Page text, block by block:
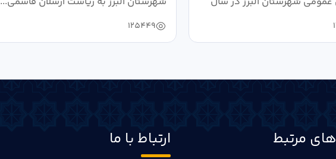
125449
مرتبط ارتباط با ما